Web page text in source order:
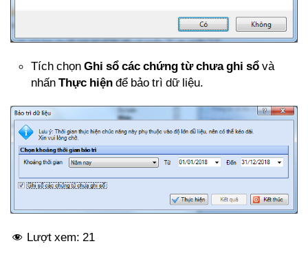
Tích chọn Ghi sổ các chứng từ chưa ghi sổ và
nhấn Thực hiện để bảo trì dữ liệu.
Lượt xem: 21